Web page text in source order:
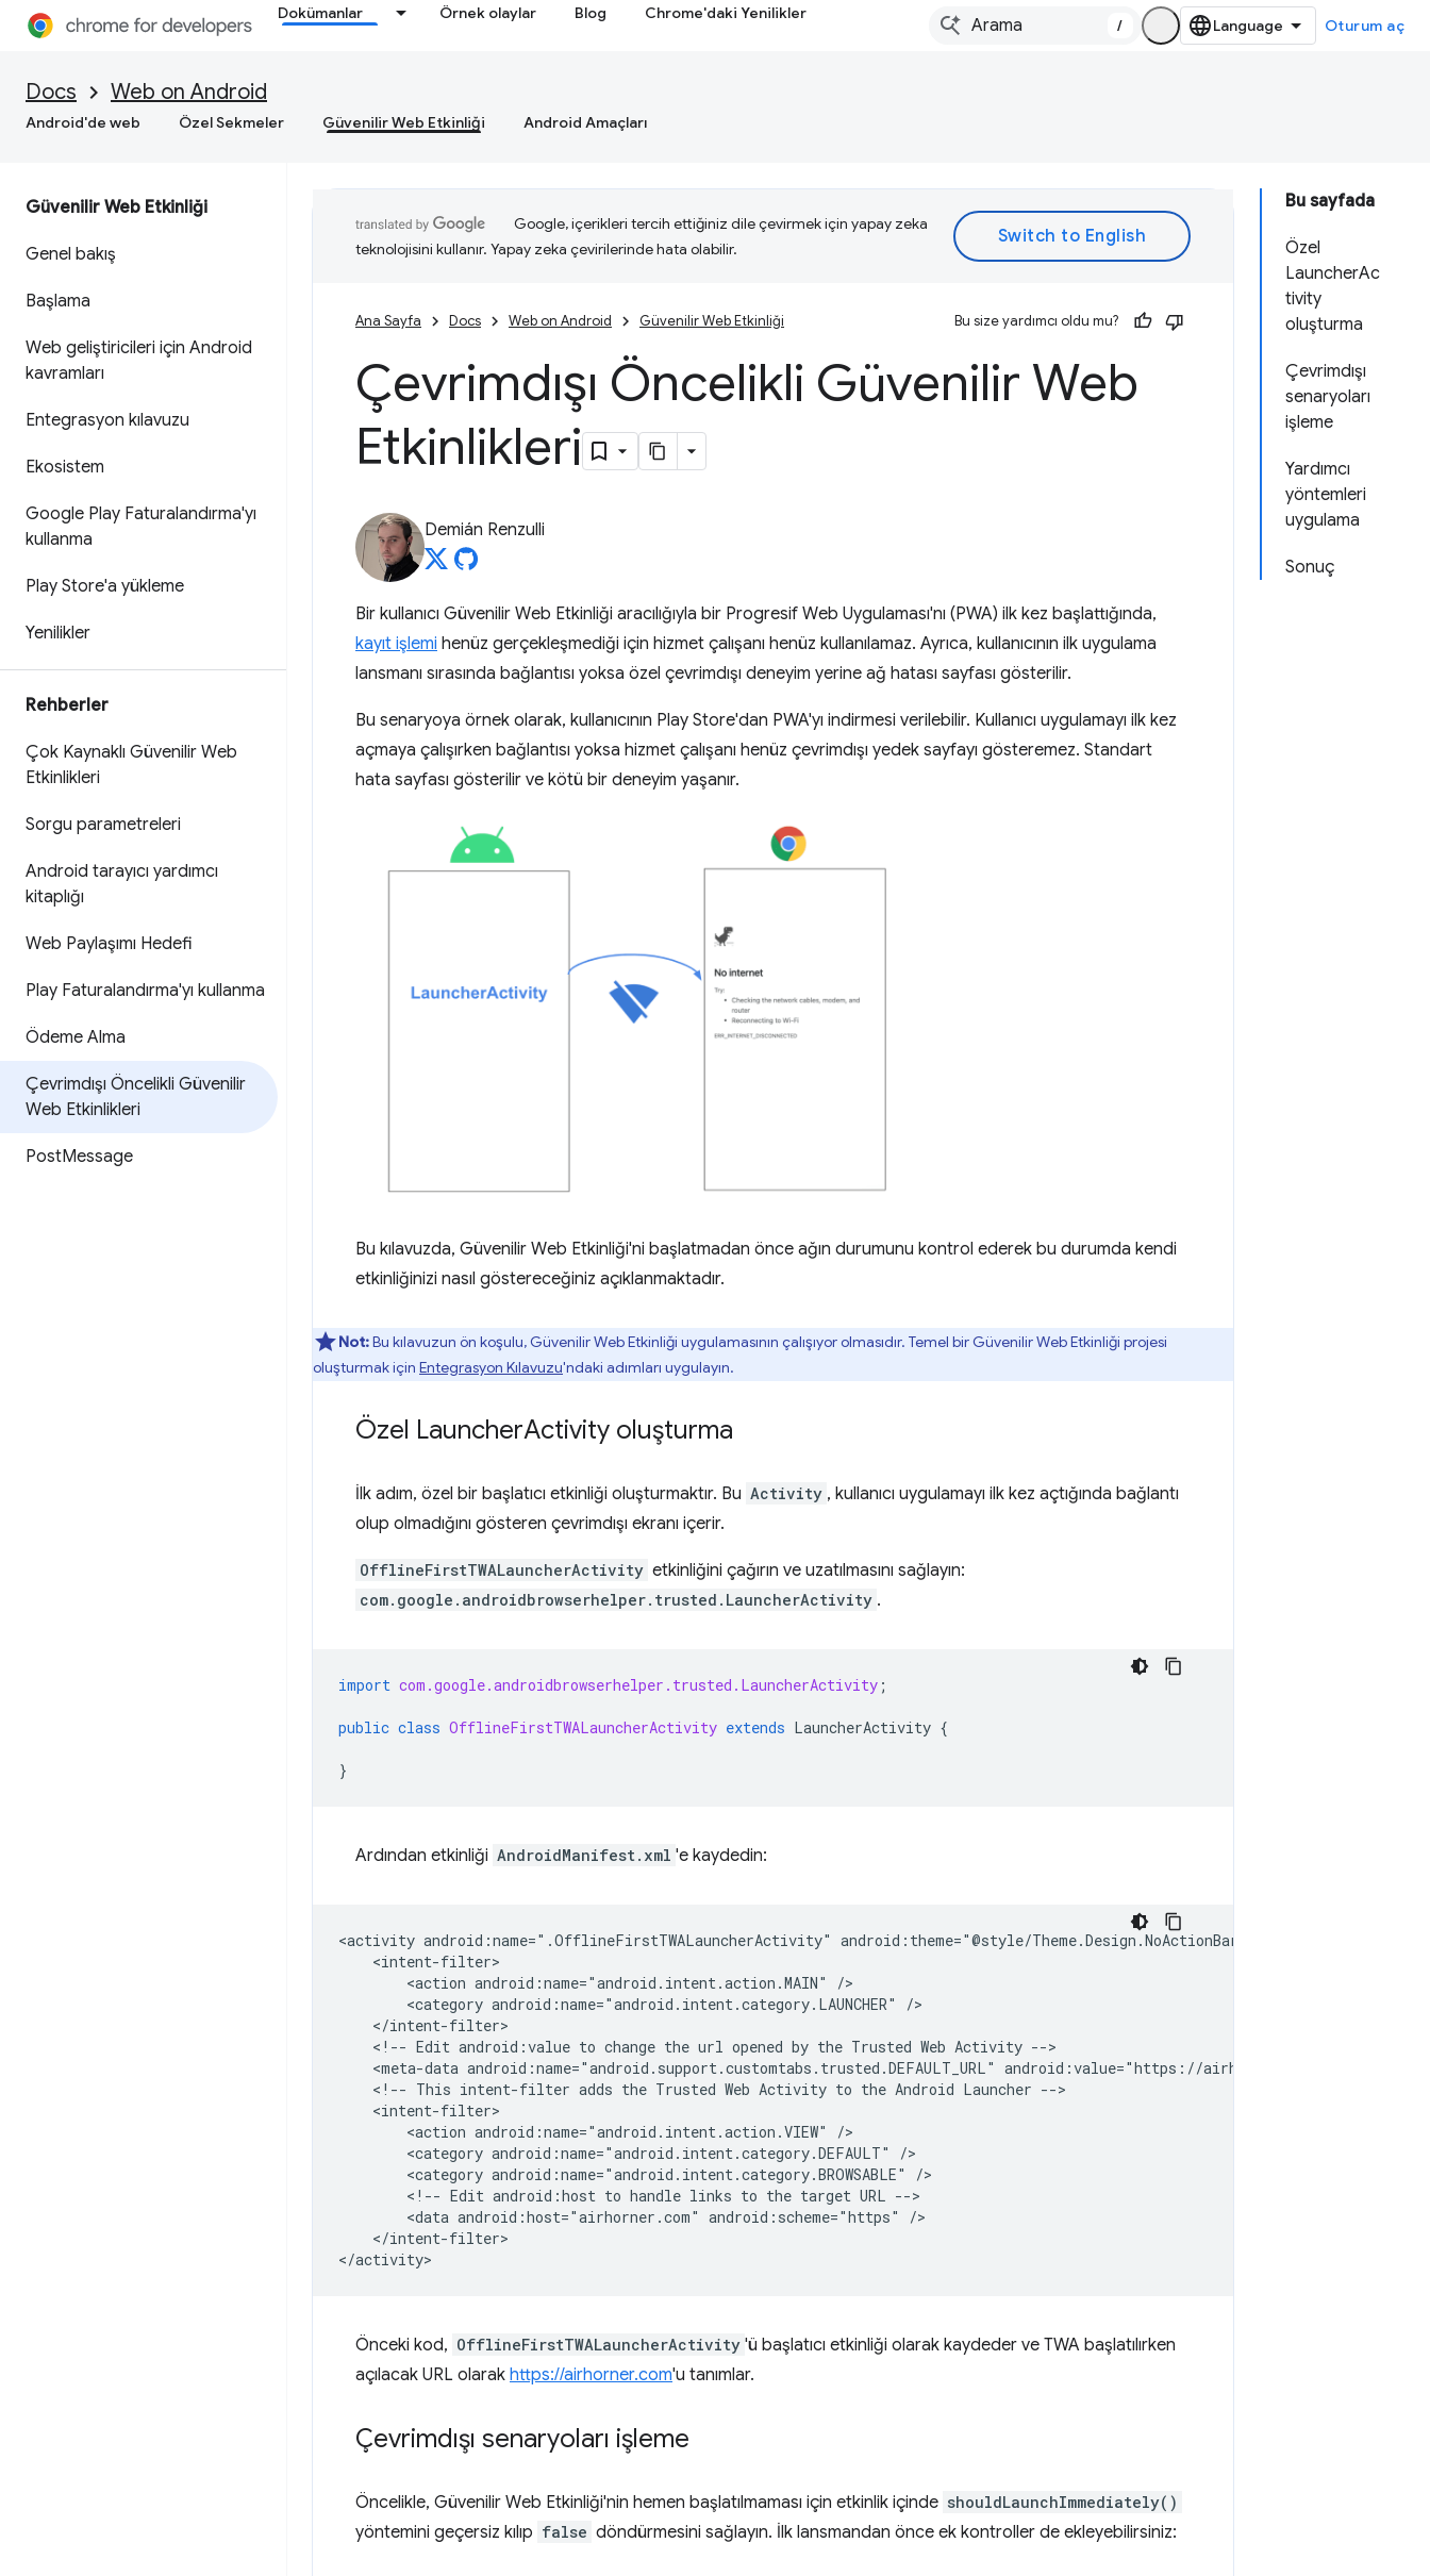
Dokümanlar Örnek olaylar Blog Chrome'daki Yenilikler
/ Oturum aç
Docs Web on Android
Android'de web Özel Sekmeler Güvenilir Web Etkinliği Android Amaçları
Güvenilir Web Etkinliği
Genel bakış
Başlama
Web geliştiricileri için Android
kavramları
Entegrasyon kılavuzu
Ekosistem
Google Play Faturalandırma'yı
kullanma
Play Store'a yükleme
Yenilikler
Rehberler
Çok Kaynaklı Güvenilir Web
Etkinlikleri
Sorgu parametreleri
Android tarayıcı yardımcı
kitaplığı
Web Paylaşımı Hedefi
Play Faturalandırma'yı kullanma
Ödeme Alma
Çevrimdışı Öncelikli Güvenilir
Web Etkinlikleri
PostMessage
Bu sayfada
Özel
LauncherAc
tivity
oluşturma
Çevrimdışı
senaryoları
işleme
Yardımcı
yöntemleri
uygulama
Sonuç
Google, içerikleri tercih ettiğiniz dile çevirmek için yapay zeka
teknolojisini kullanır. Yapay zeka çevirilerinde hata olabilir.
Ana Sayfa Docs Web on Android Güvenilir Web Etkinliği Bu size yardımcı oldu mu?
Çevrimdışı Öncelikli Güvenilir Web
Etkinlikleri
Demián Renzulli
Bir kullanıcı Güvenilir Web Etkinliği aracılığıyla bir Progresif Web Uygulaması'nı (PWA) ilk kez başlattığında,
kayıt işlemi henüz gerçekleşmediği için hizmet çalışanı henüz kullanılamaz. Ayrıca, kullanıcının ilk uygulama
lansmanı sırasında bağlantısı yoksa özel çevrimdışı deneyim yerine ağ hatası sayfası gösterilir.
Bu senaryoya örnek olarak, kullanıcının Play Store'dan PWA'yı indirmesi verilebilir. Kullanıcı uygulamayı ilk kez
açmaya çalışırken bağlantısı yoksa hizmet çalışanı henüz çevrimdışı yedek sayfayı gösteremez. Standart
hata sayfası gösterilir ve kötü bir deneyim yaşanır.
Bu kılavuzda, Güvenilir Web Etkinliği'ni başlatmadan önce ağın durumunu kontrol ederek bu durumda kendi
etkinliğinizi nasıl göstereceğiniz açıklanmaktadır.
Not:Bu kılavuzun ön koşulu, Güvenilir Web Etkinliği uygulamasının çalışıyor olmasıdır. Temel bir Güvenilir Web Etkinliği projesi
oluşturmak için Entegrasyon Kılavuzu'ndaki adımları uygulayın.
Özel LauncherActivity oluşturma
İlk adım, özel bir başlatıcı etkinliği oluşturmaktır. Bu Activity , kullanıcı uygulamayı ilk kez açtığında bağlantı
olup olmadığını gösteren çevrimdışı ekranı içerir.
OfflineFirstTWALauncherActivity etkinliğini çağırın ve uzatılmasını sağlayın:
com.google.androidbrowserhelper.trusted.LauncherActivity .
import com.google.androidbrowserhelper.trusted.LauncherActivity ;
public class OfflineFirstTWALauncherActivity extends LauncherActivity {
}
Ardından etkinliği AndroidManifest.xml 'e kaydedin:
<activity android:name=".OfflineFirstTWALauncherActivity"
<action android:name="android.intent.action.MAIN"
<category android:name="android.intent.category.LAUNCHER"
<!-- Edit android:value to change the url opened by the Trusted Web Activity
<meta-data android:name="android.support.customtabs.trusted.DEFAULT_URL" android:value="https://airhorner.com"
<!-- This intent-filter adds the Trusted Web Activity to the Android Launcher
<action android:name="android.intent.action.VIEW"
<category android:name="android.intent.category.DEFAULT"
<category android:name="android.intent.category.BROWSABLE"
<!-- Edit android:host to handle links to the target URL
<data android:host="airhorner.com" android:scheme="https"
</intent-filter>
Önceki kod, OfflineFirstTWALauncherActivity 'ü başlatıcı etkinliği olarak kaydeder ve TWA başlatılırken
açılacak URL olarak https://airhorner.com'u tanımlar.
Çevrimdışı senaryoları işleme
Öncelikle, Güvenilir Web Etkinliği'nin hemen başlatılmaması için etkinlik içinde shouldLaunchImmediately()
yöntemini geçersiz kılıp false döndürmesini sağlayın. İlk lansmandan önce ek kontroller de ekleyebilirsiniz: